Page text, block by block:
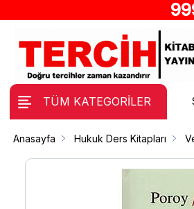
TÜM KATEGORİLER
Anasayfa Hukuk Ders Kitapları